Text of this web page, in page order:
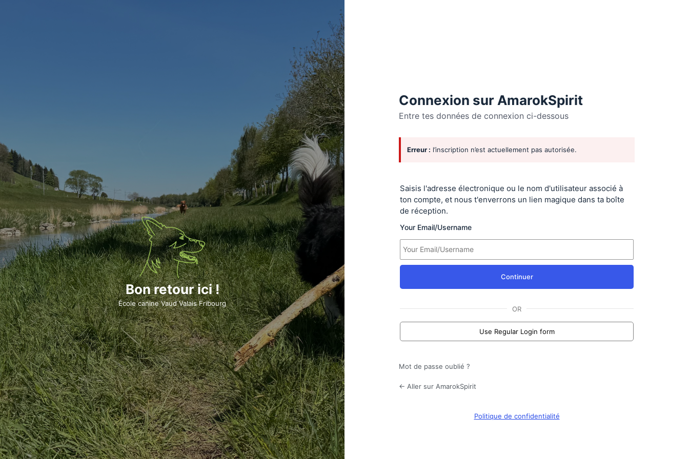
Connexion sur AmarokSpirit
Entre tes données de connexion ci-dessous
Se
connecter
Erreur : l’inscription n’est actuellement pas autorisée.
Saisis l'adresse électronique ou le nom d'utilisateur associé à
ton compte, et nous t'enverrons un lien magique dans ta boîte
de réception.
Your Email/Username
Continuer
OR
Use Regular Login form
Mot de passe oublié ?
← Aller sur AmarokSpirit
Politique de confidentialité
Bon retour ici !
École canine Vaud Valais Fribourg